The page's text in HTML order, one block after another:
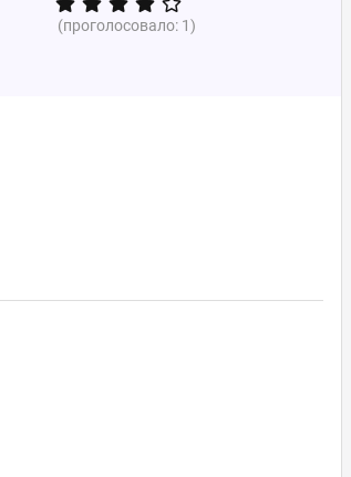
(проголосовало: 1)